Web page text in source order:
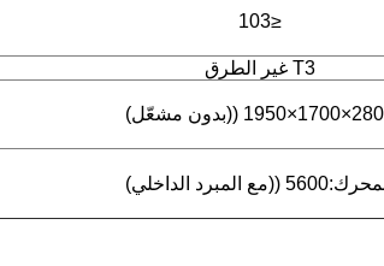
≤103
T3 غير الطرق
((بدون مشعّل)
((مع المبرد الداخلي)